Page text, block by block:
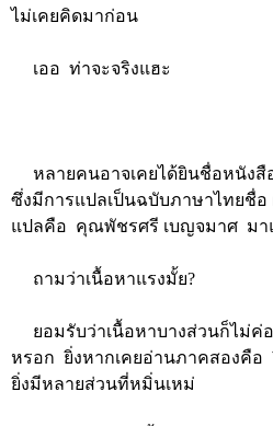
ไม่เคยคิดมาก่อน
เออ ท่าจะจริงแฮะ
หลายคนอาจเคยได้ยินชื่อหนังสือเ
ซึ่งมีการแปลเป็นฉบับภาษาไทยชื่
แปลคือ คุณพัชรศรี เบญจมาศ มา
ถามว่าเนื้อหาแรงมั้ย?
ยอมรับว่าเนื้อหาบางส่วนก็ไม่ค่
หรอก ยิ่งหากเคยอ่านภาคสองคือ
ยิ่งมีหลายส่วนที่หมิ่นเหม่